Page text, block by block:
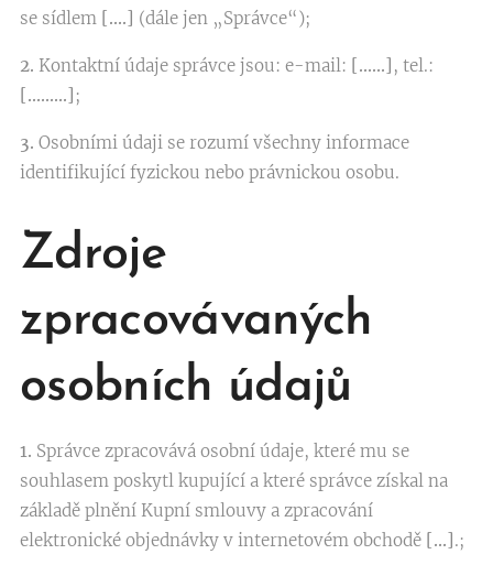
se sídlem [….] (dále jen „Správce“);
2. Kontaktní údaje správce jsou: e-mail: [……] , tel.:
[………] ;
3. Osobními údaji se rozumí všechny informace
identifikující fyzickou nebo právnickou osobu.
Zdroje
zpracovávaných
osobních údajů
1. Správce zpracovává osobní údaje, které mu se
souhlasem poskytl kupující a které správce získal na
základě plnění Kupní smlouvy a zpracování
elektronické objednávky v internetovém obchodě […].;